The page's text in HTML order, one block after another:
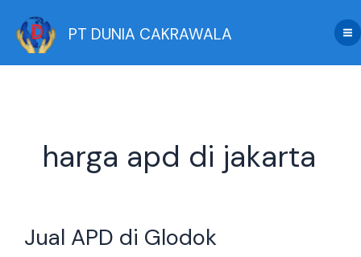
content
PT DUNIA CAKRAWALA
harga apd di jakarta
Jual APD di Glodok
APD